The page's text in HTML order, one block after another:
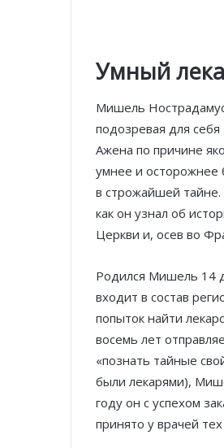
Умный
Мишель
подозревая для
Ажена по причине
умнее и осторожнее
в строжайшей
как он узнал об
Церкви и, осев во
Родился Мишель 14
входит в состав
попыток найти
восемь лет
«познать тайные
были лекарями),
году он с успехом
принято у врачей